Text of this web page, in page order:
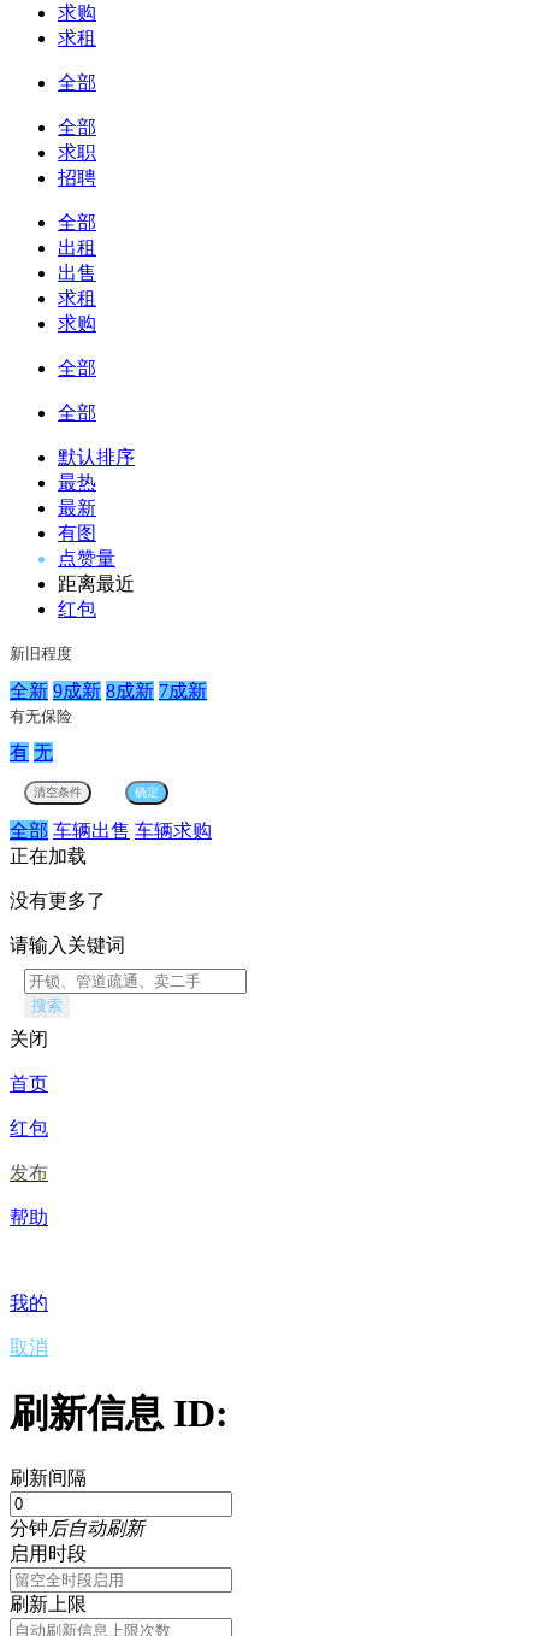
求购
求租
全部
全部
求职
招聘
全部
出租
出售
求租
求购
全部
全部
默认排序
最热
最新
有图
点赞量
距离最近
红包
新旧程度
全新 9成新 8成新 7成新
有无保险
有 无
全部 车辆出售 车辆求购
正在加载
没有更多了
请输入关键词
搜索
关闭
首页
红包
发布
帮助
我的
取消
刷新信息 ID:
刷新间隔
分钟后自动刷新
启用时段
刷新上限